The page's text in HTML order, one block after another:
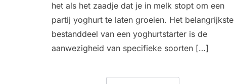
het als het zaadje dat je in melk stopt om een ​​
partij yoghurt te laten groeien. Het belangrijkste
bestanddeel van een yoghurtstarter is de
aanwezigheid van specifieke soorten […]